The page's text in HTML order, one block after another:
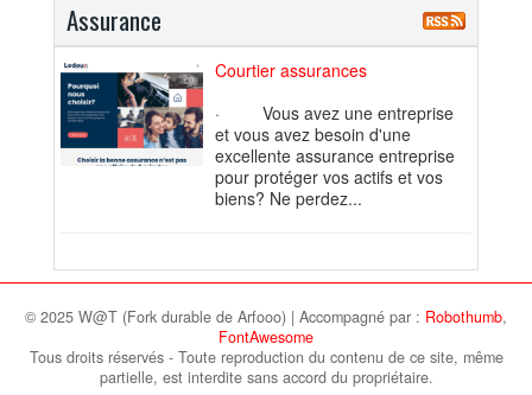
Assurance
Courtier assurances
· Vous avez une entreprise
et vous avez besoin d'une
excellente assurance entreprise
pour protéger vos actifs et vos
biens? Ne perdez...
© 2025 W@T (Fork durable de Arfooo) | Accompagné par : Robothumb,
FontAwesome
Tous droits réservés - Toute reproduction du contenu de ce site, même
partielle, est interdite sans accord du propriétaire.